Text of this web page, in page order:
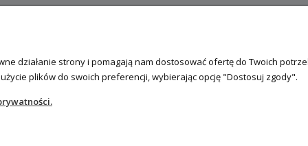
Zwroty i reklamacje
RajOgrodnika.pl
działanie strony i pomagają nam dostosować ofertę do Twoich
plików do swoich preferencji, wybierając opcję "Dostosuj zgody".